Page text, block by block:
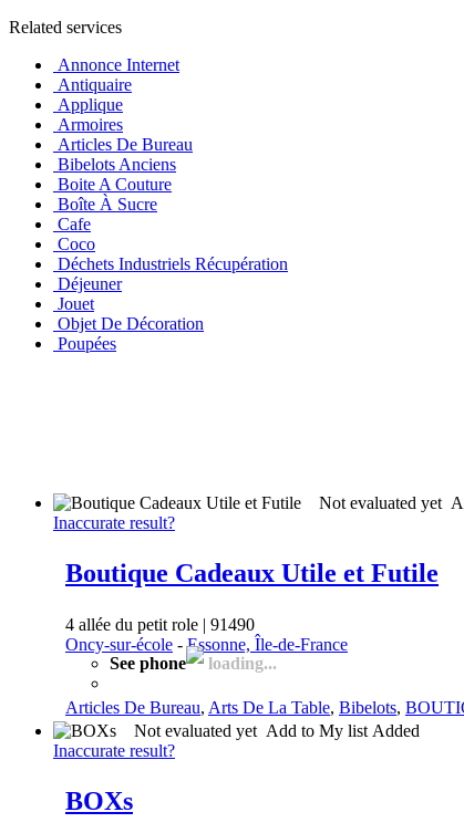
Related services
Annonce Internet
Antiquaire
Applique
Armoires
Articles De Bureau
Bibelots Anciens
Boite A Couture
Boîte À Sucre
Cafe
Coco
Déchets Industriels Récupération
Déjeuner
Jouet
Objet De Décoration
Poupées
Not evaluated yet
Inaccurate result?
Boutique Cadeaux Utile et Futile
4 allée du petit role | 91490
Oncy-sur-école -Essonne, Île-de-France
See phone
loading...
Articles De Bureau, Arts De La Table, Bibelots,
Not evaluated yet Add to My list Added
Inaccurate result?
BOXs